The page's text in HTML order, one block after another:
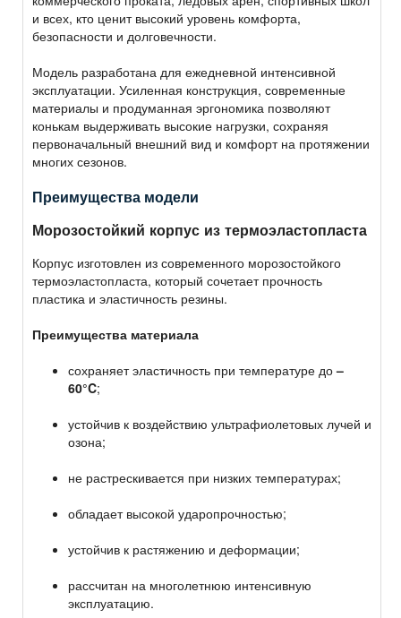
и всех, кто ценит высокий уровень комфорта,
безопасности и долговечности.
Модель разработана для ежедневной интенсивной
эксплуатации. Усиленная конструкция, современные
материалы и продуманная эргономика позволяют
конькам выдерживать высокие нагрузки, сохраняя
первоначальный внешний вид и комфорт на протяжении
многих сезонов.
Преимущества модели
Морозостойкий корпус из термоэластопласта
Корпус изготовлен из современного морозостойкого
термоэластопласта, который сочетает прочность
пластика и эластичность резины.
Преимущества материала
сохраняет эластичность при температуре до–
60°C;
устойчив к воздействию ультрафиолетовых лучей и
озона;
не растрескивается при низких температурах;
обладает высокой ударопрочностью;
устойчив к растяжению и деформации;
рассчитан на многолетнюю интенсивную
эксплуатацию.